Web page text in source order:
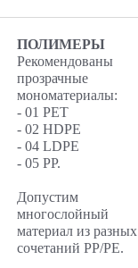
ПОЛИМЕРЫ
Рекомендованы
прозрачные
мономатериалы:
- 01 PET
- 02 HDPE
- 04 LDPE
- 05 PP.
Допустим
многослойный
материал из разных
сочетаний РР/РЕ.